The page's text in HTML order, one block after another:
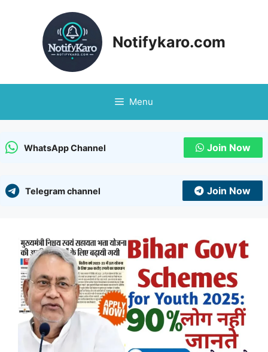
Notifykaro.com
Menu
WhatsApp Channel Join Now
Telegram channel Join Now